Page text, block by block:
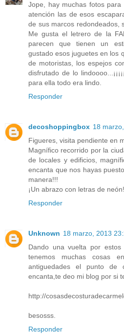
Jope, hay muchas fotos
atención las de esos
de sus marcos redondeados,
Me gusta el letrero de la
parecen que tienen un
gustado esos juguetes en los
de motoristas, los espejos
disfrutado de lo
para ella todo era lindo.
Responder
decoshoppingbox 18
Figueres, visita pendiente en
Magnífico recorrido por la
de locales y edificios,
encanta que nos hayas
manera!!!
¡Un abrazo con letras de
Responder
Unknown 18 marzo, 2013
Dando una vuelta por
tenemos muchas cosas
antiguedades el punto de
encanta,te deo mi blog por si
http://
besosss.
Responder